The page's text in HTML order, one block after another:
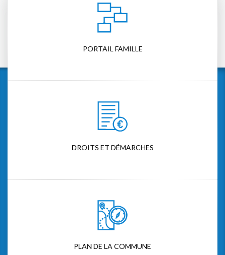
PORTAIL FAMILLE
DROITS ET DÉMARCHES
PLAN DE LA COMMUNE